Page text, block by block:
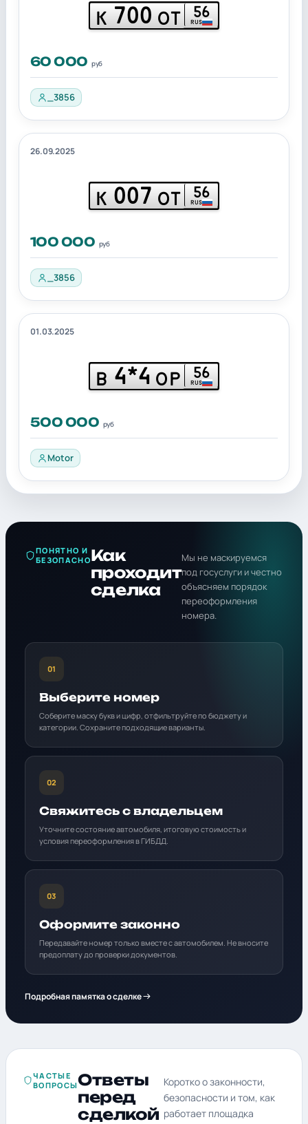
К 700 ОТ 56
RUS
60 000 руб
_3856
26.09.2025
К 007 ОТ 56
RUS
100 000 руб
_3856
01.03.2025
В 4*4 ОР 56
RUS
500 000 руб
Motor
ПОНЯТНО И
БЕЗОПАСНОКак
проходит
сделка
Мы не маскируемся
под госуслуги и честно
объясняем порядок
переоформления
номера.
01
Выберите номер
Соберите маску букв и цифр, отфильтруйте по бюджету и
категории. Сохраните подходящие варианты.
02
Свяжитесь с владельцем
Уточните состояние автомобиля, итоговую стоимость и
условия переоформления в ГИБДД.
03
Оформите законно
Передавайте номер только вместе с автомобилем. Не вносите
предоплату до проверки документов.
Подробная памятка о сделке
ЧАСТЫЕ
ВОПРОСЫОтветы
перед
сделкой
Коротко о законности,
безопасности и том, как
работает площадка